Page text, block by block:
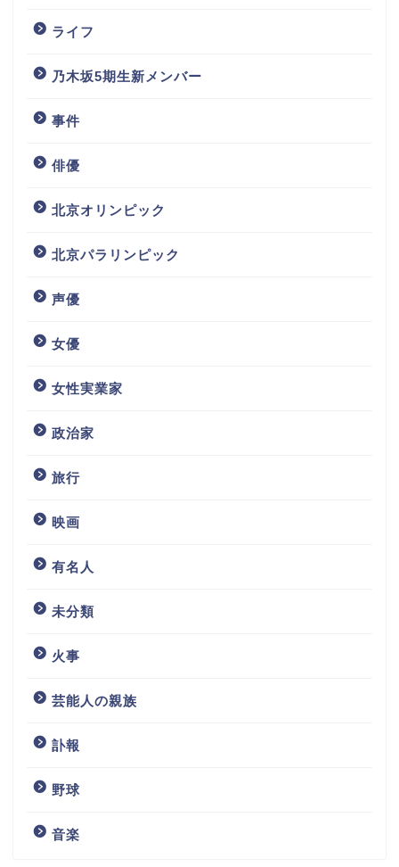
ライフ
乃木坂5期生新メンバー
事件
俳優
北京オリンピック
北京パラリンピック
声優
女優
女性実業家
政治家
旅行
映画
有名人
未分類
火事
芸能人の親族
訃報
野球
音楽